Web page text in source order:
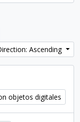
Ascending
objetos digitales